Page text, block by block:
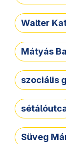
Walter
Mátyás
szociális
Süveg